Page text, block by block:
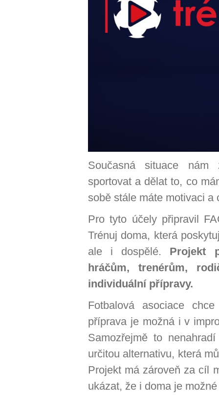
Současná situace nám
sportovat a dělat to, co
sobě stále máte motivaci
Pro tyto účely připravil
Trénuj doma, která
ale i dospělé. Projekt
hráčům, trenérům,
individuální přípravy.
Fotbalová asociace
příprava je možná i v
Samozřejmě to
určitou alternativu, která
Projekt má zároveň za cíl
ukázat, že i doma je